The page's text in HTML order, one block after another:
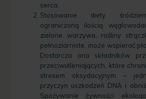
serca.
Stosowanie diety
ograniczoną ilością
zielone warzywa, rośliny
pełnoziarniste, może wspierać
Dostarcza ona składników
przeciwutleniających, które
stresem oksydacyjnym –
przyczyn uszkodzeń DNA i
Spożywanie żywności